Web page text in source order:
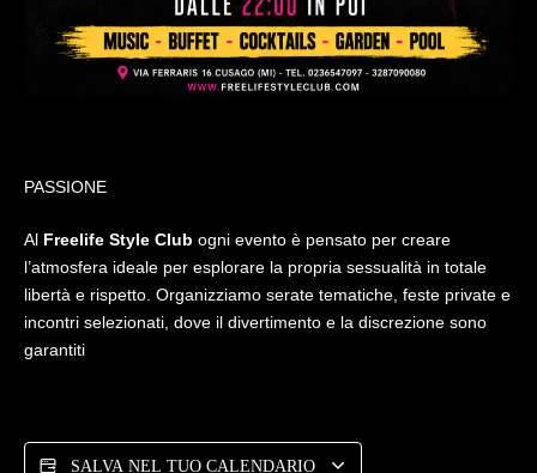
PASSIONE
Al Freelife Style Club ogni evento è pensato per creare
l’atmosfera ideale per esplorare la propria sessualità in totale
libertà e rispetto. Organizziamo serate tematiche, feste private e
incontri selezionati, dove il divertimento e la discrezione sono
garantiti
SALVA NEL TUO CALENDARIO